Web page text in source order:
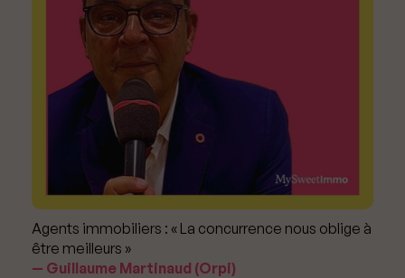
Agents immobiliers : « La concurrence nous oblige à
être meilleurs »
Guillaume Martinaud (Orpi)